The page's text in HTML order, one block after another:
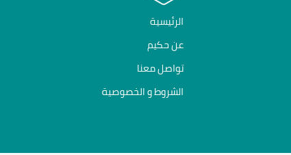
الرئيسية
عن حكيم
تواصل معنا
الشروط و الخصوصية